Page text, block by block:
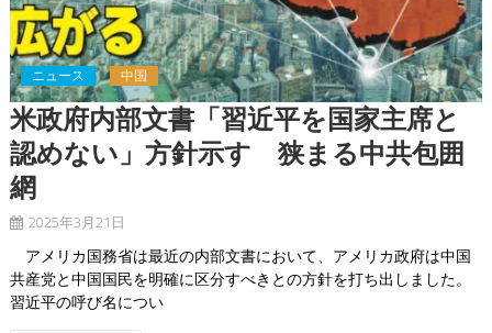
ニュース 中国
米政府内部文書「習近平を国家主席と
認めない」方針示す 狭まる中共包囲
網
2025年3月21日
アメリカ国務省は最近の内部文書において、アメリカ政府は中国
共産党と中国国民を明確に区分すべきとの方針を打ち出しました。
習近平の呼び名につい